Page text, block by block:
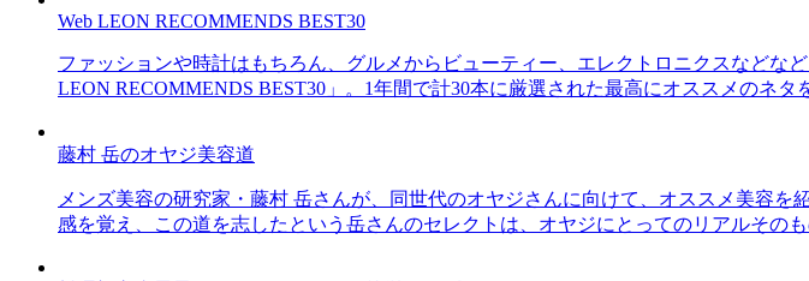
Web LEON RECOMMENDS BEST30
ファッションや時計はもちろん、グルメからビューティー、エレクトロニクスなどな
LEON RECOMMENDS BEST30」。1年間で計30本に厳選された最高にオススメのネタ
藤村 岳のオヤジ美容道
メンズ美容の研究家・藤村 岳さんが、同世代のオヤジさんに向けて、オススメ美容
感を覚え、この道を志したという岳さんのセレクトは、オヤジにとってのリアルそのも